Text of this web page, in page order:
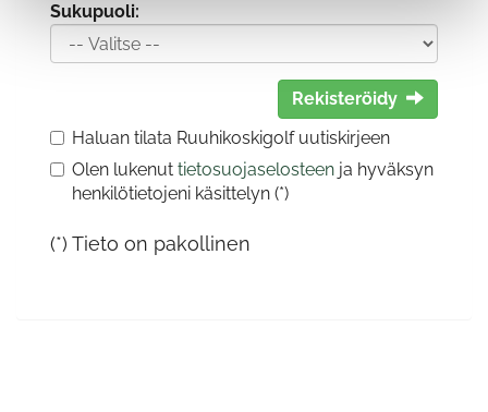
Sukupuoli:
Rekisteröidy
Haluan tilata Ruuhikoskigolf uutiskirjeen
Olen lukenut tietosuojaselosteen ja hyväksyn
henkilötietojeni käsittelyn (*)
(*) Tieto on pakollinen